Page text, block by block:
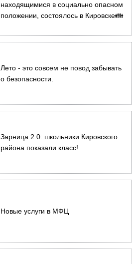
находящимися в социально опасном
положении, состоялось в Кировске👪
Лето - это совсем не повод забывать
о безопасности.
Зарница 2.0: школьники Кировского
района показали класс!
Новые услуги в МФЦ